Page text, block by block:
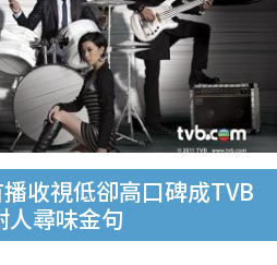
播收視低卻高口碑成TVB
人尋味金句